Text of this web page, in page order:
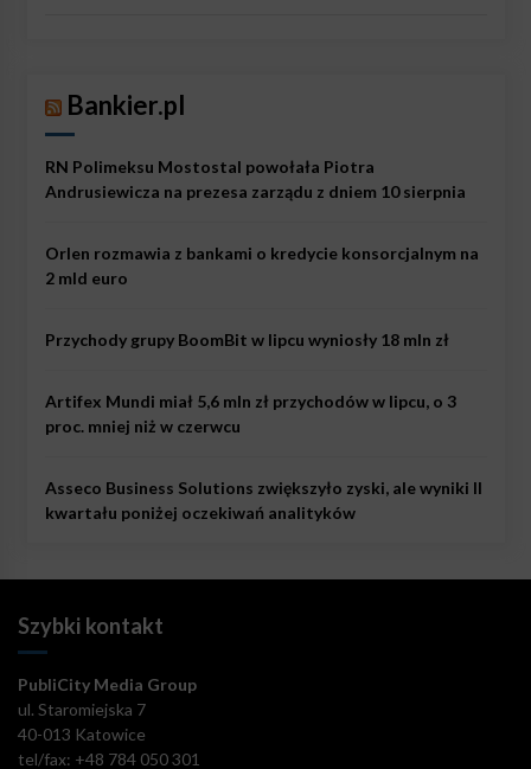
Bankier.pl
RN Polimeksu Mostostal powołała Piotra
Andrusiewicza na prezesa zarządu z dniem 10 sierpnia
Orlen rozmawia z bankami o kredycie konsorcjalnym na
2 mld euro
Przychody grupy BoomBit w lipcu wyniosły 18 mln zł
Artifex Mundi miał 5,6 mln zł przychodów w lipcu, o 3
proc. mniej niż w czerwcu
Asseco Business Solutions zwiększyło zyski, ale wyniki II
kwartału poniżej oczekiwań analityków
Szybki kontakt
PubliCity Media Group
ul. Staromiejska 7
40-013 Katowice
tel/fax: +48 784 050 301